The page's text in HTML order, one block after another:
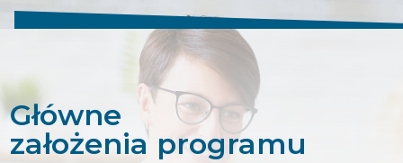
Główne
założenia programu